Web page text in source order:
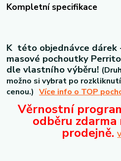
Kompletní specifikace
K této objednávce dárek
masové pochoutky
dle vlastního výběru!
možno si vybrat po
cenou.) Více info o TOP
Věrnostní
odběru zdarma
prodejně.